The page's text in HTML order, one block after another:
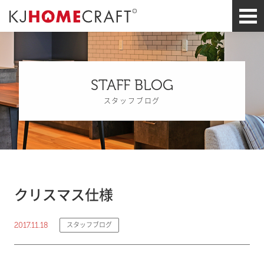
STAFF BLOG
スタッフブログ
クリスマス仕様
2017.11.18 スタッフブログ